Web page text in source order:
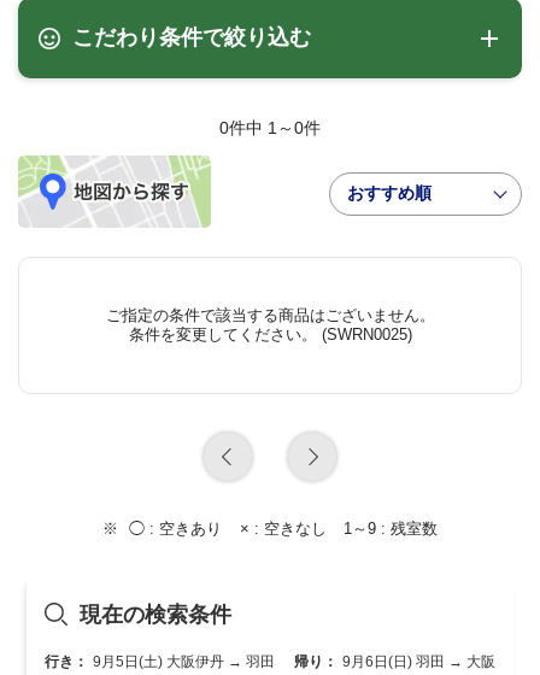
こだわり条件で絞り込む
0件中 1～0件
おすすめ順
ご指定の条件で該当する商品はございません。
条件を変更してください。 (SWRN0025)
◯ : 空きあり × : 空きなし 1～9 : 残室数
現在の検索条件
行き： 9月5日(土) 大阪伊丹 → 羽田 帰り： 9月6日(日) 羽田 → 大阪